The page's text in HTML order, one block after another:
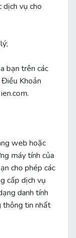
dịch vụ cho
bạn trên các
Khoản
web hoặc
máy tính của
cho phép các
cấp dịch vụ
danh tính
thông tin nhất